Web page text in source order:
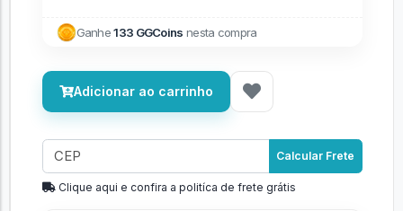
Ganhe133 GGCoins nesta compra
Adicionar ao carrinho
Calcular Frete
Clique aqui e confira a politíca de frete grátis